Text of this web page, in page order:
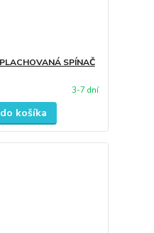
SPÍNAČ
3-7 dní
košíka